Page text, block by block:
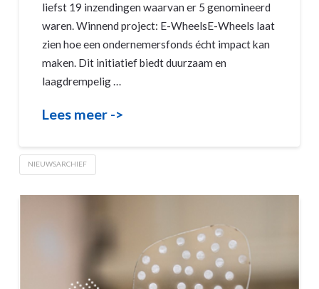
liefst 19 inzendingen waarvan er 5 genomineerd
waren. Winnend project: E-WheelsE-Wheels laat
zien hoe een ondernemersfonds écht impact kan
maken. Dit initiatief biedt duurzaam en
laagdrempelig …
Lees meer ->
NIEUWSARCHIEF